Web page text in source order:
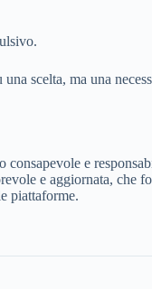
scelta, ma una
e
e aggiornata, che
piattaforme.